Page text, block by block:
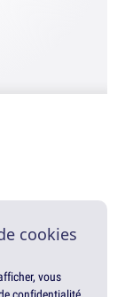
cookies
vous